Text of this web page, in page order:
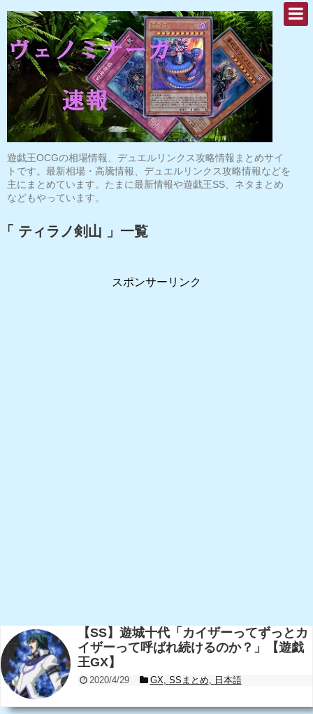
遊戯王OCGの相場情報、デュエルリンクス攻略情報まとめサイ
トです。最新相場・高騰情報、デュエルリンクス攻略情報などを
主にまとめています。たまに最新情報や遊戯王SS、ネタまとめ
などもやっています。
「 ティラノ剣山 」一覧
スポンサーリンク
【SS】遊城十代「カイザーってずっとカ
イザーって呼ばれ続けるのか？」【遊戯
王GX】
2020/4/29 GX, SSまとめ, 日本語